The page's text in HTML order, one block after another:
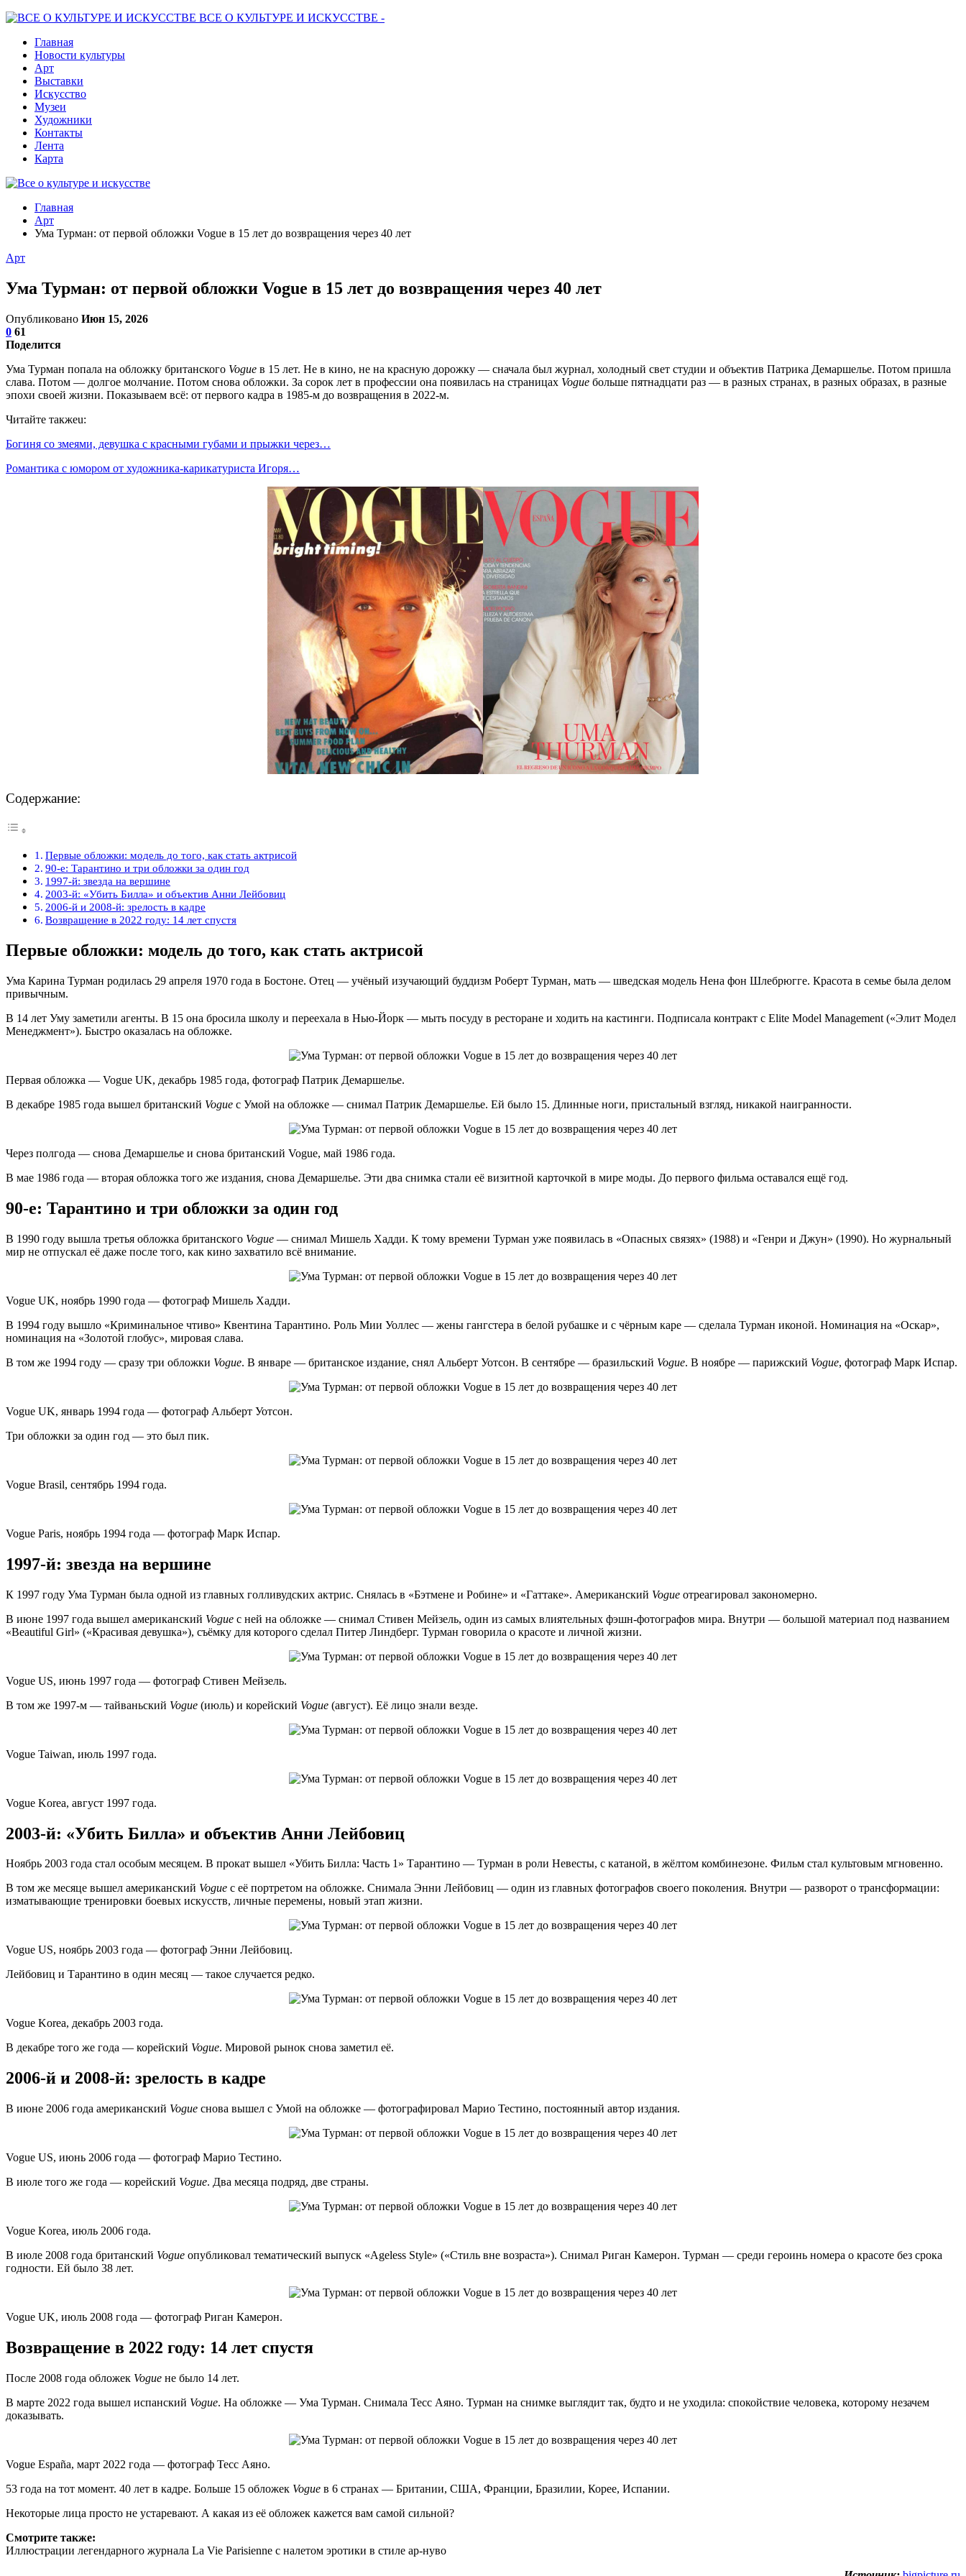
ВСЕ О КУЛЬТУРЕ И ИСКУССТВЕ -
Главная
Новости культуры
Арт
Выставки
Искусство
Музеи
Художники
Контакты
Лента
Карта
Главная
Арт
Ума Турман: от первой обложки Vogue в 15 лет до возвращения через 40 лет
Арт
Ума Турман: от первой обложки Vogue в 15 лет до возвращения через 40 лет
Опубликовано Июн 15, 2026
0 61
Поделится
Ума Турман попала на обложку британского Vogue в 15 лет. Не в кино, не на красную дорожку — сначала был журнал, холодный свет студии и объектив Патрика Демаршелье. Потом пришла
слава. Потом — долгое молчание. Потом снова обложки. За сорок лет в профессии она появилась на страницах Vogue больше пятнадцати раз — в разных странах, в разных образах, в разные
эпохи своей жизни. Показываем всё: от первого кадра в 1985-м до возвращения в 2022-м.
Читайте такжеu:
Богиня со змеями, девушка с красными губами и прыжки через…
Романтика с юмором от художника-карикатуриста Игоря…
Содержание:
Первые обложки: модель до того, как стать актрисой
90-е: Тарантино и три обложки за один год
1997-й: звезда на вершине
2003-й: «Убить Билла» и объектив Анни Лейбовиц
2006-й и 2008-й: зрелость в кадре
Возвращение в 2022 году: 14 лет спустя
Первые обложки: модель до того, как стать актрисой
Ума Карина Турман родилась 29 апреля 1970 года в Бостоне. Отец — учёный изучающий буддизм Роберт Турман, мать — шведская модель Нена фон Шлебрюгге. Красота в семье была делом
привычным.
В 14 лет Уму заметили агенты. В 15 она бросила школу и переехала в Нью-Йорк — мыть посуду в ресторане и ходить на кастинги. Подписала контракт с Elite Model Management («Элит Модел
Менеджмент»). Быстро оказалась на обложке.
Первая обложка — Vogue UK, декабрь 1985 года, фотограф Патрик Демаршелье.
В декабре 1985 года вышел британский Vogue с Умой на обложке — снимал Патрик Демаршелье. Ей было 15. Длинные ноги, пристальный взгляд, никакой наигранности.
Через полгода — снова Демаршелье и снова британский Vogue, май 1986 года.
В мае 1986 года — вторая обложка того же издания, снова Демаршелье. Эти два снимка стали её визитной карточкой в мире моды. До первого фильма оставался ещё год.
90-е: Тарантино и три обложки за один год
В 1990 году вышла третья обложка британского Vogue — снимал Мишель Хадди. К тому времени Турман уже появилась в «Опасных связях» (1988) и «Генри и Джун» (1990). Но журнальный
мир не отпускал её даже после того, как кино захватило всё внимание.
Vogue UK, ноябрь 1990 года — фотограф Мишель Хадди.
В 1994 году вышло «Криминальное чтиво» Квентина Тарантино. Роль Мии Уоллес — жены гангстера в белой рубашке и с чёрным каре — сделала Турман иконой. Номинация на «Оскар»,
номинация на «Золотой глобус», мировая слава.
В том же 1994 году — сразу три обложки Vogue. В январе — британское издание, снял Альберт Уотсон. В сентябре — бразильский Vogue. В ноябре — парижский Vogue, фотограф Марк Испар.
Vogue UK, январь 1994 года — фотограф Альберт Уотсон.
Три обложки за один год — это был пик.
Vogue Brasil, сентябрь 1994 года.
Vogue Paris, ноябрь 1994 года — фотограф Марк Испар.
1997-й: звезда на вершине
К 1997 году Ума Турман была одной из главных голливудских актрис. Снялась в «Бэтмене и Робине» и «Гаттаке». Американский Vogue отреагировал закономерно.
В июне 1997 года вышел американский Vogue с ней на обложке — снимал Стивен Мейзель, один из самых влиятельных фэшн-фотографов мира. Внутри — большой материал под названием
«Beautiful Girl» («Красивая девушка»), съёмку для которого сделал Питер Линдберг. Турман говорила о красоте и личной жизни.
Vogue US, июнь 1997 года — фотограф Стивен Мейзель.
В том же 1997-м — тайваньский Vogue (июль) и корейский Vogue (август). Её лицо знали везде.
Vogue Taiwan, июль 1997 года.
Vogue Korea, август 1997 года.
2003-й: «Убить Билла» и объектив Анни Лейбовиц
Ноябрь 2003 года стал особым месяцем. В прокат вышел «Убить Билла: Часть 1» Тарантино — Турман в роли Невесты, с катаной, в жёлтом комбинезоне. Фильм стал культовым мгновенно.
В том же месяце вышел американский Vogue с её портретом на обложке. Снимала Энни Лейбовиц — один из главных фотографов своего поколения. Внутри — разворот о трансформации:
изматывающие тренировки боевых искусств, личные перемены, новый этап жизни.
Vogue US, ноябрь 2003 года — фотограф Энни Лейбовиц.
Лейбовиц и Тарантино в один месяц — такое случается редко.
Vogue Korea, декабрь 2003 года.
В декабре того же года — корейский Vogue. Мировой рынок снова заметил её.
2006-й и 2008-й: зрелость в кадре
В июне 2006 года американский Vogue снова вышел с Умой на обложке — фотографировал Марио Тестино, постоянный автор издания.
Vogue US, июнь 2006 года — фотограф Марио Тестино.
В июле того же года — корейский Vogue. Два месяца подряд, две страны.
Vogue Korea, июль 2006 года.
В июле 2008 года британский Vogue опубликовал тематический выпуск «Ageless Style» («Стиль вне возраста»). Снимал Риган Камерон. Турман — среди героинь номера о красоте без срока
годности. Ей было 38 лет.
Vogue UK, июль 2008 года — фотограф Риган Камерон.
Возвращение в 2022 году: 14 лет спустя
После 2008 года обложек Vogue не было 14 лет.
В марте 2022 года вышел испанский Vogue. На обложке — Ума Турман. Снимала Тесс Аяно. Турман на снимке выглядит так, будто и не уходила: спокойствие человека, которому незачем
доказывать.
Vogue España, март 2022 года — фотограф Тесс Аяно.
53 года на тот момент. 40 лет в кадре. Больше 15 обложек Vogue в 6 странах — Британии, США, Франции, Бразилии, Корее, Испании.
Некоторые лица просто не устаревают. А какая из её обложек кажется вам самой сильной?
Смотрите также:
Иллюстрации легендарного журнала La Vie Parisienne с налетом эротики в стиле ар-нуво